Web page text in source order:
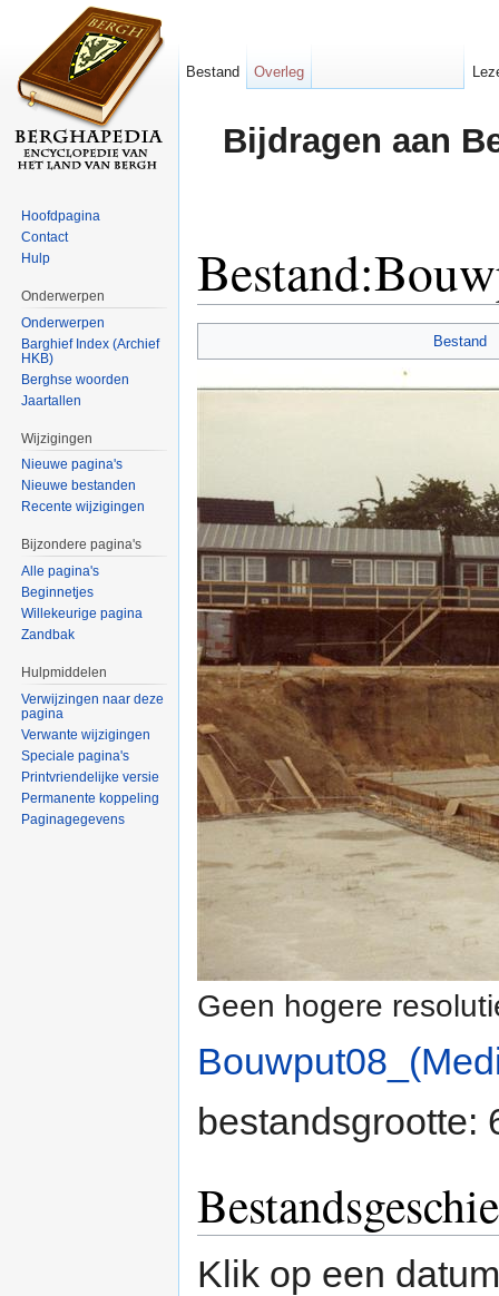
Bijdragen aan
Bestand
Geen hogere
bestandsgrootte:
Klik op een
Bestand Overleg
Hoofdpagina
Contact
Hulp
Onderwerpen
Onderwerpen
Barghief Index (Archief
HKB)
Berghse woorden
Jaartallen
Wijzigingen
Nieuwe pagina's
Nieuwe bestanden
Recente wijzigingen
Bijzondere pagina's
Alle pagina's
Beginnetjes
Willekeurige pagina
Zandbak
Hulpmiddelen
Verwijzingen naar deze
pagina
Verwante wijzigingen
Speciale pagina's
Printvriendelijke versie
Permanente koppeling
Paginagegevens